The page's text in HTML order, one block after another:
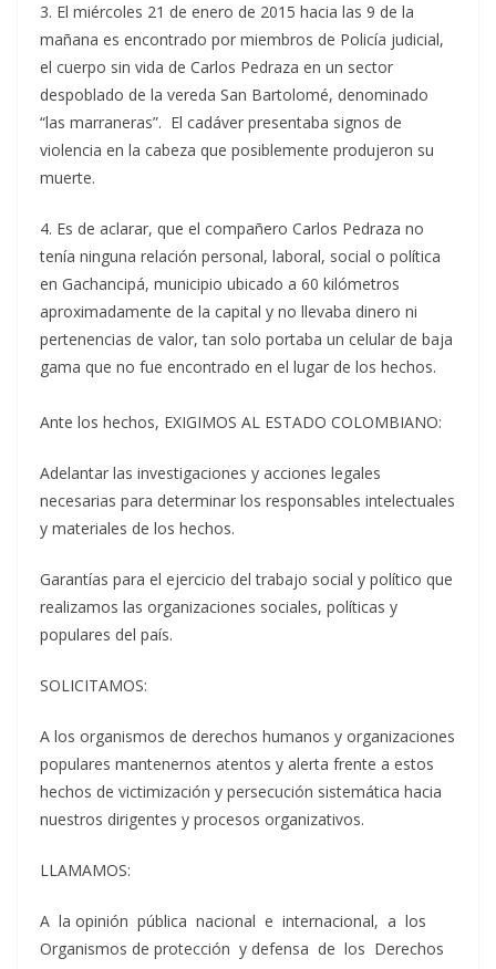
3. El miércoles 21 de enero de 2015 hacia las 9 de la
mañana es encontrado por miembros de Policía judicial,
el cuerpo sin vida de Carlos Pedraza en un sector
despoblado de la vereda San Bartolomé, denominado
“las marraneras”. El cadáver presentaba signos de
violencia en la cabeza que posiblemente produjeron su
muerte.
4. Es de aclarar, que el compañero Carlos Pedraza no
tenía ninguna relación personal, laboral, social o política
en Gachancipá, municipio ubicado a 60 kilómetros
aproximadamente de la capital y no llevaba dinero ni
pertenencias de valor, tan solo portaba un celular de baja
gama que no fue encontrado en el lugar de los hechos.
Ante los hechos, EXIGIMOS AL ESTADO COLOMBIANO:
Adelantar las investigaciones y acciones legales
necesarias para determinar los responsables intelectuales
y materiales de los hechos.
Garantías para el ejercicio del trabajo social y político que
realizamos las organizaciones sociales, políticas y
populares del país.
SOLICITAMOS:
A los organismos de derechos humanos y organizaciones
populares mantenernos atentos y alerta frente a estos
hechos de victimización y persecución sistemática hacia
nuestros dirigentes y procesos organizativos.
LLAMAMOS:
A la opinión pública nacional e internacional, a los
Organismos de protección y defensa de los Derechos